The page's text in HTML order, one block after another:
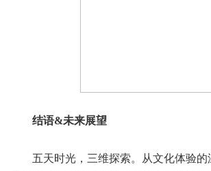
结语&未来展望
五天时光，三维探索。从文化体验